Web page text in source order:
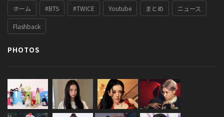
ホーム #BTS #TWICE Youtube まとめ ニュース
Flashback
PHOTOS